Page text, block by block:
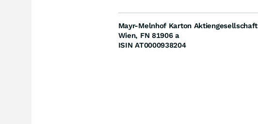
Mayr-Melnhof Karton Aktiengesellschaft
Wien, FN 81906 a
ISIN AT0000938204